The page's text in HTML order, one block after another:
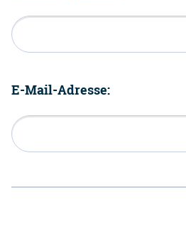
E-Mail-Adresse: